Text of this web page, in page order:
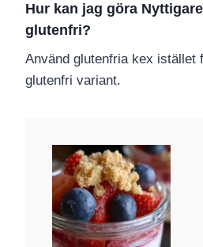
Hur kan jag göra
glutenfri?
Använd glutenfria kex istället
glutenfri variant.